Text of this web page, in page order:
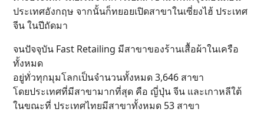
ประเทศอังกฤษ จากนั้นก็ทยอยเปิดสาขาในเซี่ยงไฮ้ ประเทศ
จีน ในปีถัดมา
จนปัจจุบัน Fast Retailing มีสาขาของร้านเสื้อผ้าในเครือ
ทั้งหมด
อยู่ทั่วทุกมุมโลกเป็นจำนวนทั้งหมด 3,646 สาขา
โดยประเทศที่มีสาขามากที่สุด คือ ญี่ปุ่น จีน และเกาหลีใต้
ในขณะที่ ประเทศไทยมีสาขาทั้งหมด 53 สาขา